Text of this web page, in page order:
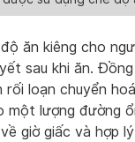
ăn kiêng cho
sau khi ăn.
loạn chuyển
một lượng đường
giờ giấc và hợp